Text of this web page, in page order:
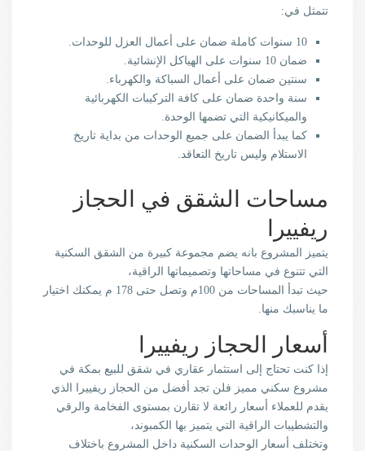
تتمثل في:
10 سنوات كاملة ضمان على أعمال العزل للوحدات.
ضمان 10 سنوات على الهياكل الإنشائية.
سنتين ضمان على أعمال السباكة والكهرباء.
سنة واحدة ضمان على كافة التركيبات الكهربائية
والميكانيكية التي تضمها الوحدة.
كما يبدأ الضمان على جميع الوحدات من بداية تاريخ
الاستلام وليس تاريخ التعاقد.
مساحات الشقق في الحجاز
ريفييرا
يتميز المشروع بانه يضم مجموعة كبيرة من الشقق السكنية
التي تتنوع في مساحاتها وتصميماتها الراقية،
حيث تبدأ المساحات من 100م وتصل حتى 178 م يمكنك اختيار
ما يناسبك منها.
أسعار الحجاز ريفييرا
إذا كنت تحتاج إلى استثمار عقاري في شقق للبيع بمكة في
مشروع سكني مميز فلن تجد أفضل من الحجاز ريفييرا الذي
يقدم للعملاء أسعار رائعة لا تقارن بمستوى الفخامة والرقي
والتشطيبات الراقية التي يتميز بها الكمبوند،
وتختلف أسعار الوحدات السكنية داخل المشروع باختلاف